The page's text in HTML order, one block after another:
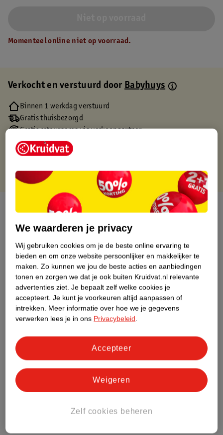
Momenteel online niet op voorraad.
Verkocht en verstuurd doorBabyhuys
Binnen 1 werkdag verstuurd
Gratis thuisbezorgd
Gratis retourneren via verkooppartner.
Gratis punten met je Kruidvat kaart
Over dit product
Productinformatie
Nature Impact Score
Dit product heeft (nog) geen Nature
Impact Score.
Meer informatie
Bestel & Bezorginformatie
Bekijk ook
We waarderen je privacy
Wij gebruiken cookies om je de beste online ervaring te
bieden en om onze website persoonlijker en makkelijker te
maken. Zo kunnen we jou de beste acties en aanbiedingen
tonen en zorgen we dat je ook buiten Kruidvat.nl relevante
advertenties ziet. Je bepaalt zelf welke cookies je
accepteert. Je kunt je voorkeuren altijd aanpassen of
intrekken. Meer informatie over hoe we je gegevens
verwerken lees je in ons Privacybeleid.
Zelf cookies beheren
Weigeren
Accepteer